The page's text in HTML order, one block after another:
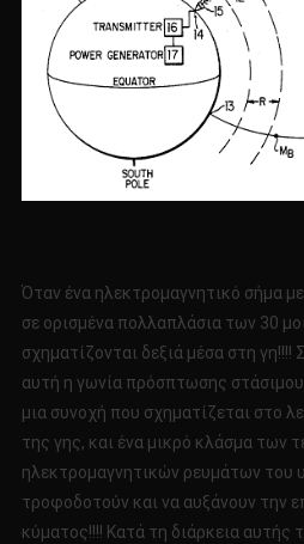
Όταν ένα ηλεκτρομαγνητικό σήμα
σε ορισμένα πολλαπλάσια των 30
σχηματίζονται δεξιά μέσα στη γη!!!!
αυτή η γωνία πρόσπτωσης
μια συνοχή που σχηματίζεται στο
της γης, και ένα μικρό κλάσμα των
ηλεκτρομαγνητικών ρευμάτων του
τροφοδοτούν και να αυξάνουν την
κύματος!!!! Κατά τη διάρκεια αυτής